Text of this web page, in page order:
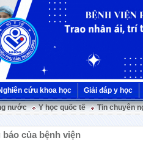
cứu khoa học
Giải đáp y học
nước Y học quốc tế
Tin chuyên
của bệnh viện